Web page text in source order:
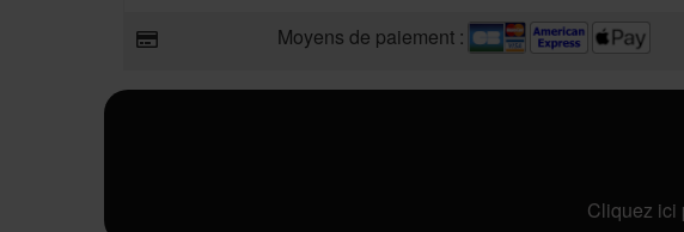
Moyens de paiement :
Cliquez ici